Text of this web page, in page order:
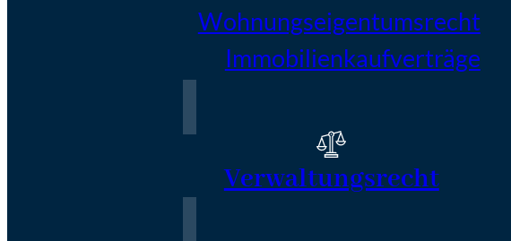
Wohnungseigentumsrecht
Immobilienkaufverträge
Verwaltungsrecht